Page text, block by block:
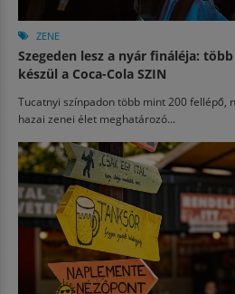
ZENE
Szegeden lesz a nyár fináléja:
készül a Coca-Cola SZIN
Tucatnyi színpadon több mint 200 fellépő,
hazai zenei élet meghatározó...